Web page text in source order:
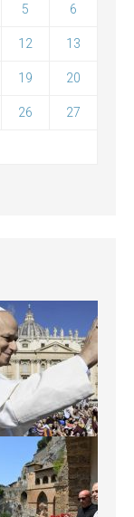
5 6
12 13
19 20
26 27